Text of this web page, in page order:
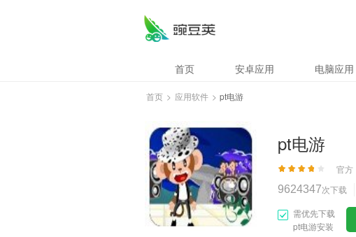
首页 安卓应用 电脑应用
首页 > 应用软件 > pt电游
pt电游
官方
9624347次下载
需优先下载
pt电游安装